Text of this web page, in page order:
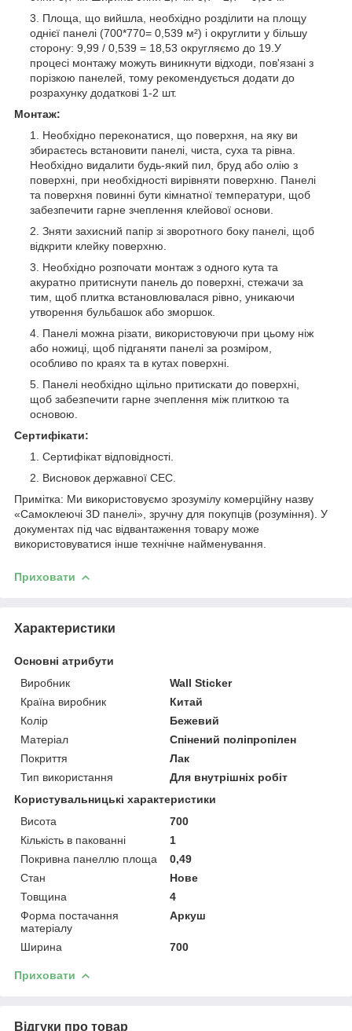
Площа, що вийшла, необхідно розділити на площу
однієї панелі (700*770= 0,539 м²) і округлити у більшу
сторону: 9,99 / 0,539 = 18,53 округляємо до 19.У
процесі монтажу можуть виникнути відходи, пов'язані з
порізкою панелей, тому рекомендується додати до
розрахунку додаткові 1-2 шт.
Монтаж:
Необхідно переконатися, що поверхня, на яку ви
збираєтесь встановити панелі, чиста, суха та рівна.
Необхідно видалити будь-який пил, бруд або олію з
поверхні, при необхідності вирівняти поверхню. Панелі
та поверхня повинні бути кімнатної температури, щоб
забезпечити гарне зчеплення клейової основи.
Зняти захисний папір зі зворотного боку панелі, щоб
відкрити клейку поверхню.
Необхідно розпочати монтаж з одного кута та
акуратно притиснути панель до поверхні, стежачи за
тим, щоб плитка встановлювалася рівно, уникаючи
утворення бульбашок або зморшок.
Панелі можна різати, використовуючи при цьому ніж
або ножиці, щоб підганяти панелі за розміром,
особливо по краях та в кутах поверхні.
Панелі необхідно щільно притискати до поверхні,
щоб забезпечити гарне зчеплення між плиткою та
основою.
Сертифікати:
Сертифікат відповідності.
Висновок державної СЕС.
Примітка: Ми використовуємо зрозумілу комерційну назву
«Самоклеючі 3D панелі», зручну для покупців (розуміння). У
документах під час відвантаження товару може
використовуватися інше технічне найменування.
Приховати
Характеристики
Основні атрибути
Виробник
Wall Sticker
Країна виробник
Китай
Колір
Бежевий
Матеріал
Спінений поліпропілен
Покриття
Лак
Тип використання
Для внутрішніх робіт
Користувальницькі характеристики
Висота
700
Кількість в пакованні
1
Покривна панеллю площа
0,49
Стан
Нове
Товщина
4
Форма постачання
матеріалу
Аркуш
Ширина 700
Приховати
Відгуки про товар